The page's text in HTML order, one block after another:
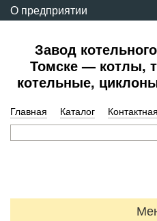
О предприятии
Завод
Томске — котлы,
котельные,
Главная Каталог